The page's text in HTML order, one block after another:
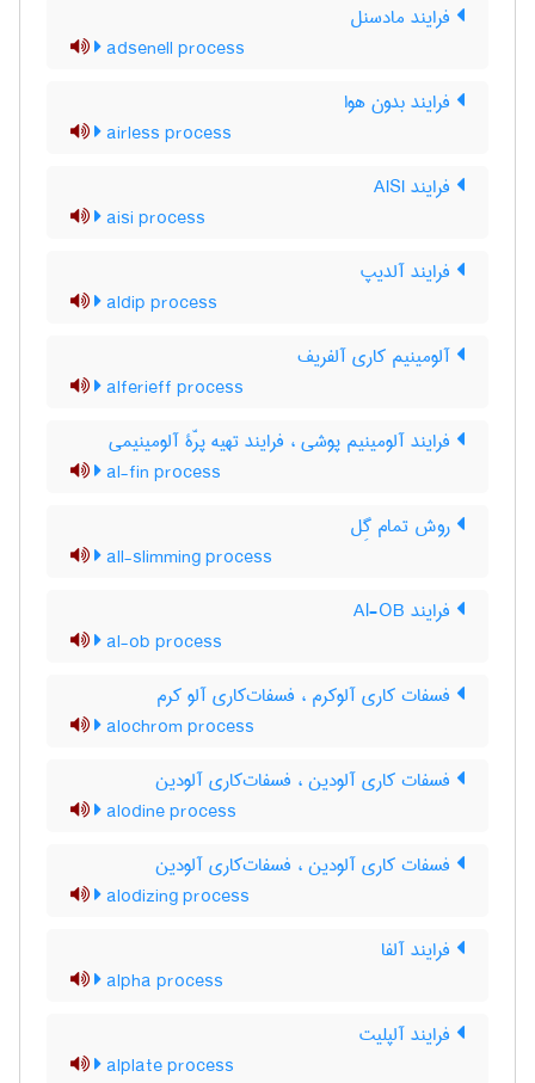
فرایند مادسنل
adsenell process
فرایند بدون هوا
airless process
فرایند AISI
aisi process
فرایند آلدیپ
aldip process
آلومینیم کاری آلفریف
alferieff process
فرایند آلومینیم پوشی ، فرایند تهیه پرّۀ آلومینیمی
al-fin process
روش تمام گِل
all-slimming process
فرایند Al-OB
al-ob process
فسفات کاری آلوکرم ، فسفات‌کاری آلو کرم
alochrom process
فسفات کاری آلودین ، فسفات‌کاری آلودین
alodine process
فسفات کاری آلودین ، فسفات‌کاری آلودین
alodizing process
فرایند آلفا
alpha process
فرایند آلپلیت
alplate process